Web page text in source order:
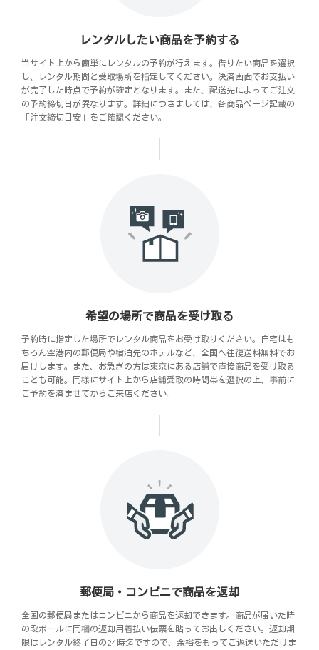
レンタルしたい商品を予約する
当サイト上から簡単にレンタルの予約が行えます。借りたい商品を選択
し、レンタル期間と受取場所を指定してください。決済画面でお支払い
が完了した時点で予約が確定となります。また、配送先によってご注文
の予約締切日が異なります。詳細につきましては、各商品ページ記載の
「注文締切目安」をご確認ください。
希望の場所で商品を受け取る
予約時に指定した場所でレンタル商品をお受け取りください。自宅はも
ちろん空港内の郵便局や宿泊先のホテルなど、全国へ往復送料無料でお
届けします。また、お急ぎの方は東京にある店舗で直接商品を受け取る
ことも可能。同様にサイト上から店舗受取の時間帯を選択の上、事前に
ご予約を済ませてからご来店ください。
郵便局・コンビニで商品を返却
全国の郵便局またはコンビニから商品を返却できます。商品が届いた時
の段ボールに同梱の返却用着払い伝票を貼ってお出しください。返却期
限はレンタル終了日の24時迄ですので、余裕をもってご返送いただけま